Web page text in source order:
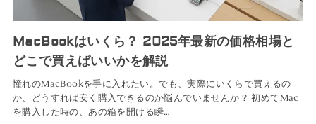
MacBookはいくら？ 2025年最新の価格相場と
どこで買えばいいかを解説
憧れのMacBookを手に入れたい。でも、実際にいくらで買えるの
か、どうすれば安く購入できるのか悩んでいませんか？ 初めてMac
を購入した時の、あの箱を開ける瞬…